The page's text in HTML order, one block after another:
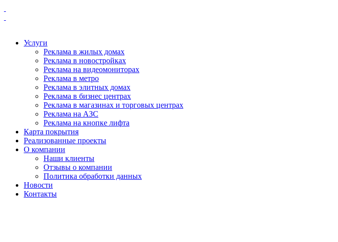
Услуги
Реклама в жилых домах
Реклама в новостройках
Реклама на видеомониторах
Реклама в метро
Реклама в элитных домах
Реклама в бизнес центрах
Реклама в магазинах и торговых центрах
Реклама на АЗС
Реклама на кнопке лифта
Карта покрытия
Реализованные проекты
О компании
Наши клиенты
Отзывы о компании
Политика обработки данных
Новости
Контакты